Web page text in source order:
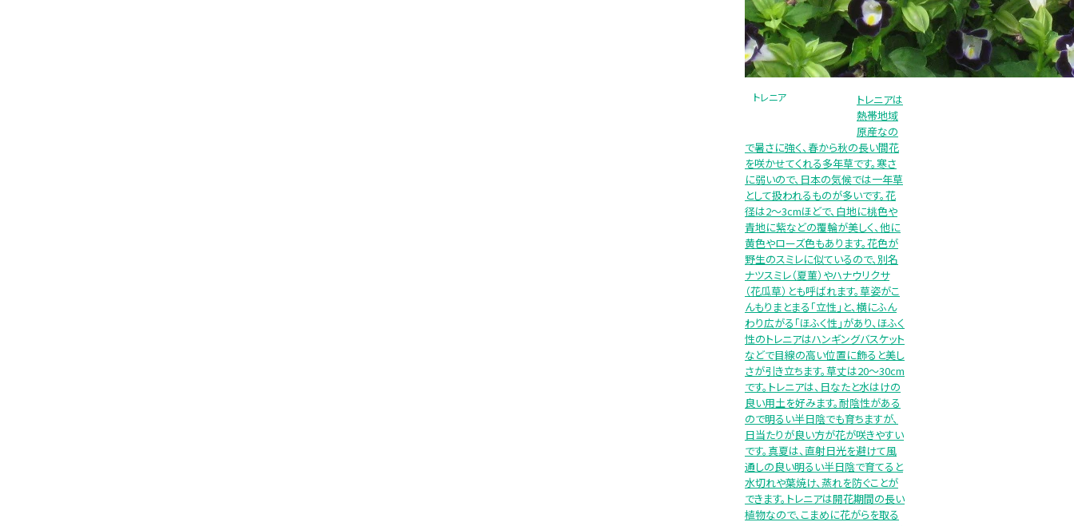
トレニア
トレニアは
熱帯地域
原産なの
で暑さに強く、春から秋の長い間花
を咲かせてくれる多年草です。寒さ
に弱いので、日本の気候では一年草
として扱われるものが多いです。花
径は2～3cmほどで、白地に桃色や
青地に紫などの覆輪が美しく、他に
黄色やローズ色もあります。花色が
野生のスミレに似ているので、別名
ナツスミレ（夏菫）やハナウリクサ
（花瓜草）とも呼ばれます。草姿がこ
んもりまとまる「立性」と、横にふん
わり広がる「ほふく性」があり、ほふく
性のトレニアはハンギングバスケット
などで目線の高い位置に飾ると美し
さが引き立ちます。草丈は20～30cm
です。トレニアは、日なたと水はけの
良い用土を好みます。耐陰性がある
ので明るい半日陰でも育ちますが、
日当たりが良い方が花が咲きやすい
です。真夏は、直射日光を避けて風
通しの良い明るい半日陰で育てると
水切れや葉焼け、蒸れを防ぐことが
できます。トレニアは開花期間の長い
植物なので、こまめに花がらを取る